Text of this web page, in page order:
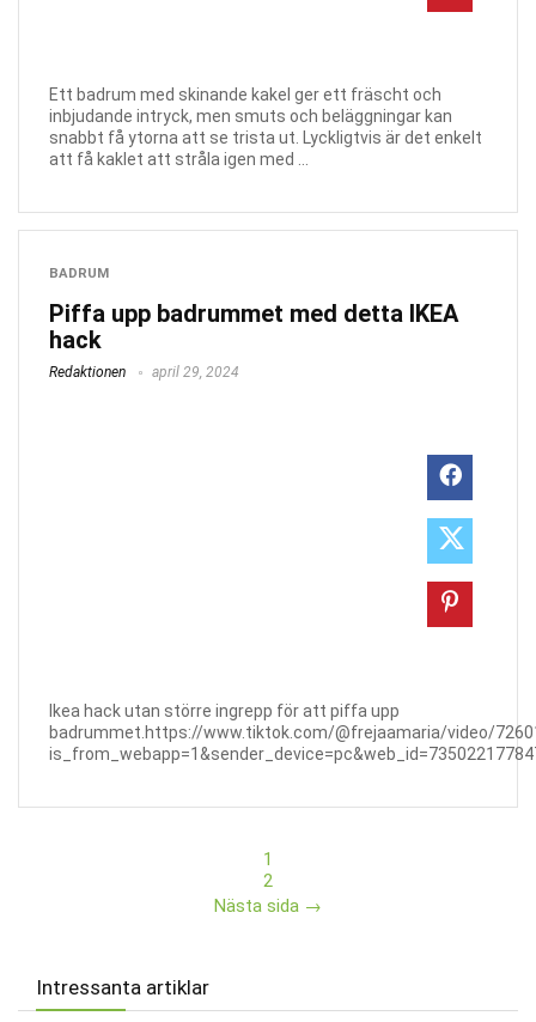
Ett badrum med skinande kakel ger ett fräscht och
inbjudande intryck, men smuts och beläggningar kan
snabbt få ytorna att se trista ut. Lyckligtvis är det enkelt
att få kaklet att stråla igen med ...
BADRUM
Piffa upp badrummet med detta IKEA
hack
Redaktionen april 29, 2024
Ikea hack utan större ingrepp för att piffa upp
badrummet.https://www.tiktok.com/@frejaamaria/video/
1
2
Nästa sida →
Intressanta artiklar